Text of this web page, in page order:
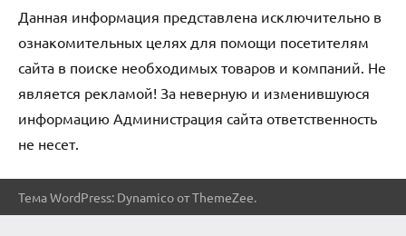
Данная информация представлена исключительно в
ознакомительных целях для помощи посетителям
сайта в поиске необходимых товаров и компаний. Не
является рекламой! За неверную и изменившуюся
информацию Администрация сайта ответственность
не несет.
Тема WordPress: Dynamico от ThemeZee.